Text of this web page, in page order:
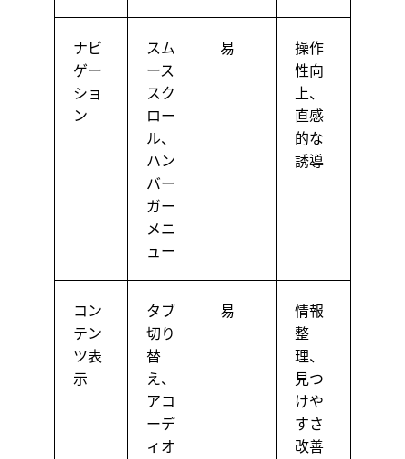
ナビ
ゲー
ショ
ン
スム
ース
スク
ロー
ル、
ハン
バー
ガー
メニ
ュー
易
操作
性向
上、
直感
的な
誘導
コン
テン
ツ表
示
タブ
切り
替
え、
アコ
ーデ
ィオ
易
情報
整
理、
見つ
けや
すさ
改善